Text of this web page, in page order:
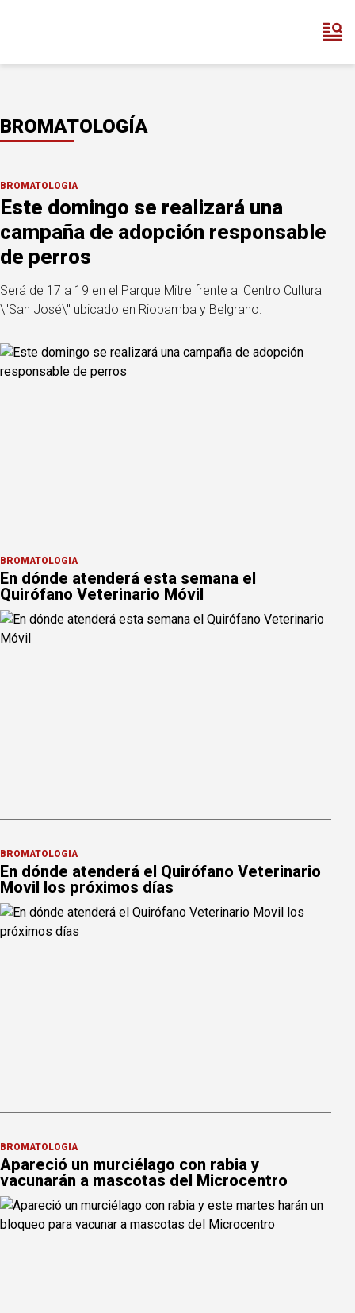
BROMATOLOGÍA
BROMATOLOGÍA
Este domingo se realizará una
campaña de adopción responsable
de perros
Será de 17 a 19 en el Parque Mitre frente al Centro Cultural
\"San José\" ubicado en Riobamba y Belgrano.
BROMATOLOGÍA
En dónde atenderá esta semana el
Quirófano Veterinario Móvil
BROMATOLOGÍA
En dónde atenderá el Quirófano Veterinario
Movil los próximos días
BROMATOLOGÍA
Apareció un murciélago con rabia y
vacunarán a mascotas del Microcentro